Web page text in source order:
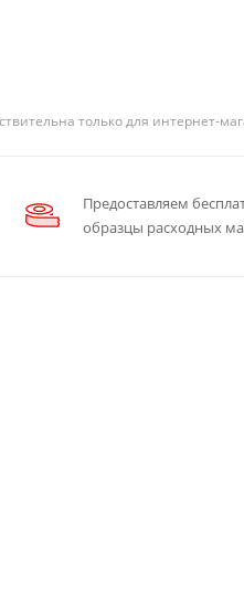
только для интернет-
Предоставляем
образцы расходных